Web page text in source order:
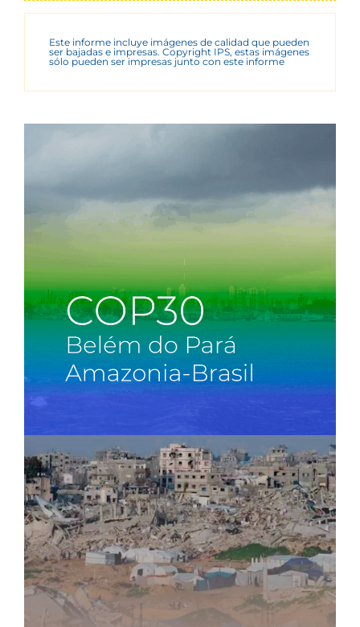
Este informe incluye imágenes de calidad que pueden
ser bajadas e impresas. Copyright IPS, estas imágenes
sólo pueden ser impresas junto con este informe